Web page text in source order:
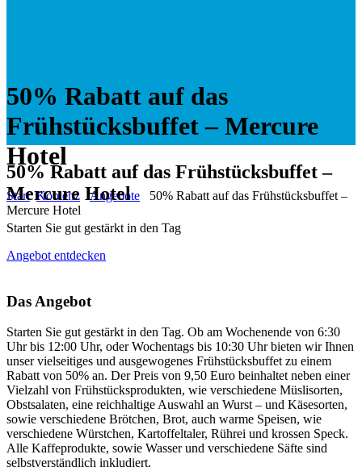
50% Rabatt auf das
Frühstücksbuffet – Mercure
Hotel
Start Koblenz Angebote
50% Rabatt auf das Frühstücksbuffet –
Mercure Hotel
50% Rabatt auf das Frühstücksbuffet –
Mercure Hotel
Starten Sie gut gestärkt in den Tag
Angebot entdecken
Das Angebot
Starten Sie gut gestärkt in den Tag. Ob am Wochenende von 6:30
Uhr bis 12:00 Uhr, oder Wochentags bis 10:30 Uhr bieten wir Ihnen
unser vielseitiges und ausgewogenes Frühstücksbuffet zu einem
Rabatt von 50% an. Der Preis von 9,50 Euro beinhaltet neben einer
Vielzahl von Frühstücksprodukten, wie verschiedene Müslisorten,
Obstsalaten, eine reichhaltige Auswahl an Wurst – und Käsesorten,
sowie verschiedene Brötchen, Brot, auch warme Speisen, wie
verschiedene Würstchen, Kartoffeltaler, Rührei und krossen Speck.
Alle Kaffeprodukte, sowie Wasser und verschiedene Säfte sind
selbstverständlich inkludiert.